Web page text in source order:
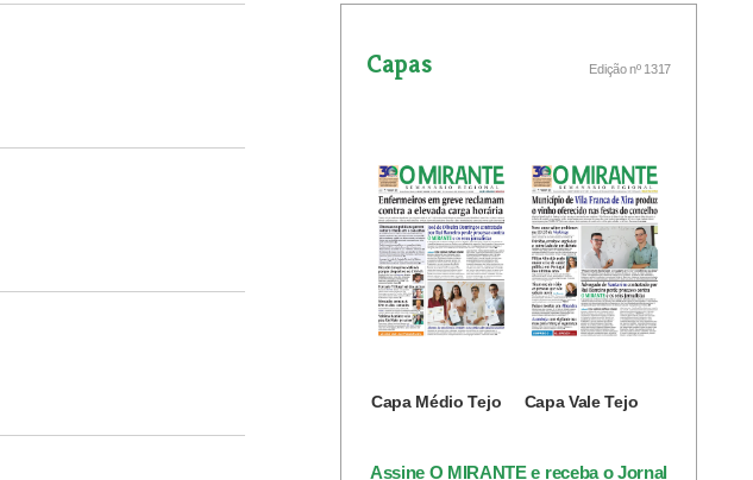
Capas Edição nº 1317
Capa Médio Tejo Capa Vale Tejo
Assine O MIRANTE e receba o Jornal